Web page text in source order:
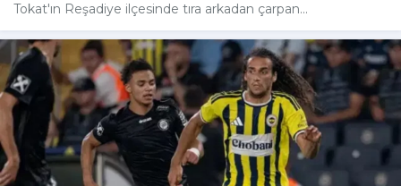
Tokat'ın Reşadiye ilçesinde tıra arkadan çarpan...